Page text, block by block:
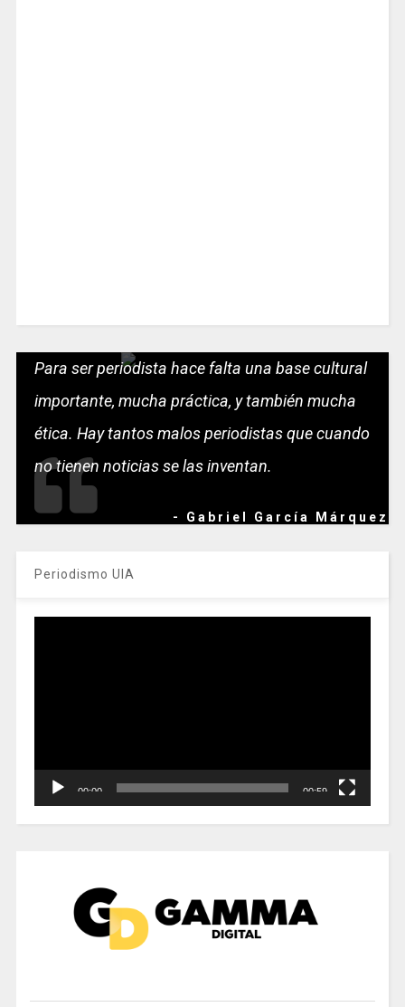
Para ser periodista hace falta una base cultural
importante, mucha práctica, y también mucha
ética. Hay tantos malos periodistas que cuando
no tienen noticias se las inventan.
- Gabriel García Márquez
Periodismo UIA
00:00 00:59